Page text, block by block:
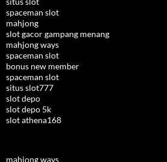
spaceman slot
mahjong
slot gacor gampang menang
mahjong ways
spaceman slot
bonus new member
spaceman slot
situs slot777
slot depo
slot depo 5k
slot athena168
mahjong ways